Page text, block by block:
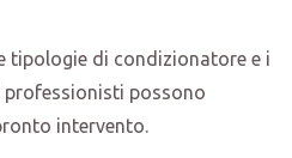
tipologie di condizionatore e i
possono
intervento.